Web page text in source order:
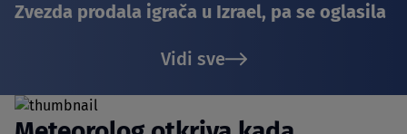
Zvezda prodala igrača u Izrael, pa se oglasila
Vidi sve